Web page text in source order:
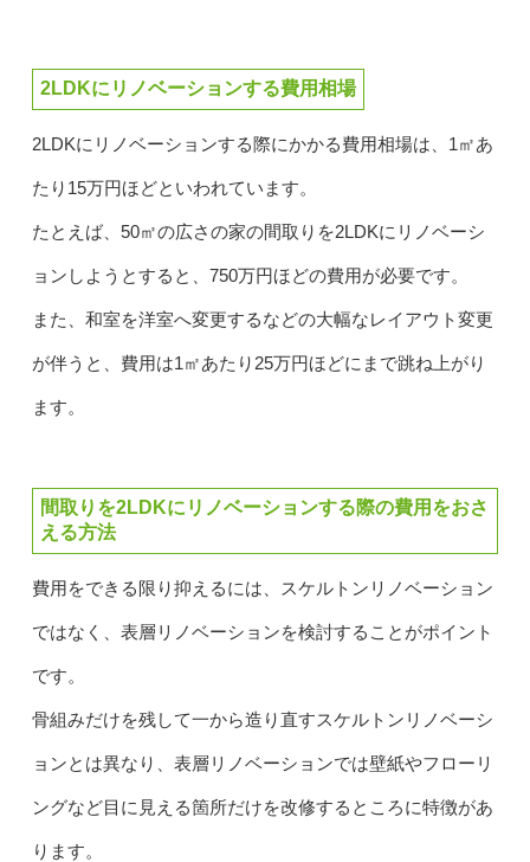
2LDKにリノベーションする費用相場
2LDKにリノベーションする際にかかる費用相場は、1㎡あ
たり15万円ほどといわれています。
たとえば、50㎡の広さの家の間取りを2LDKにリノベーシ
ョンしようとすると、750万円ほどの費用が必要です。
また、和室を洋室へ変更するなどの大幅なレイアウト変更
が伴うと、費用は1㎡あたり25万円ほどにまで跳ね上がり
ます。
間取りを2LDKにリノベーションする際の費用をおさ
える方法
費用をできる限り抑えるには、スケルトンリノベーション
ではなく、表層リノベーションを検討することがポイント
です。
骨組みだけを残して一から造り直すスケルトンリノベーシ
ョンとは異なり、表層リノベーションでは壁紙やフローリ
ングなど目に見える箇所だけを改修するところに特徴があ
ります。